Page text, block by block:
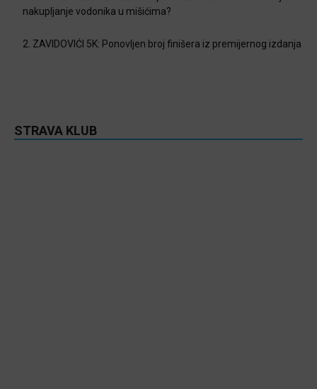
nakupljanje vodonika u mišićima?
2. ZAVIDOVIĆI 5K: Ponovljen broj finišera iz premijernog izdanja
STRAVA KLUB